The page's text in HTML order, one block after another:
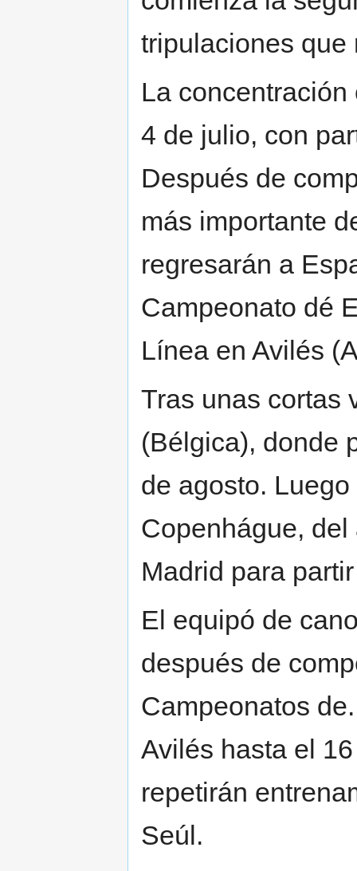
tripulaciones que
La
4 de julio, con
Después de
más importante
regresarán a
Campeonato dé
Línea en Avilés
Tras unas cortas
(Bélgica), donde
de agosto.
Copenhágue,
Madrid para
El equipó de
después de
Campeonatos
Avilés hasta el
repetirán
Seúl.